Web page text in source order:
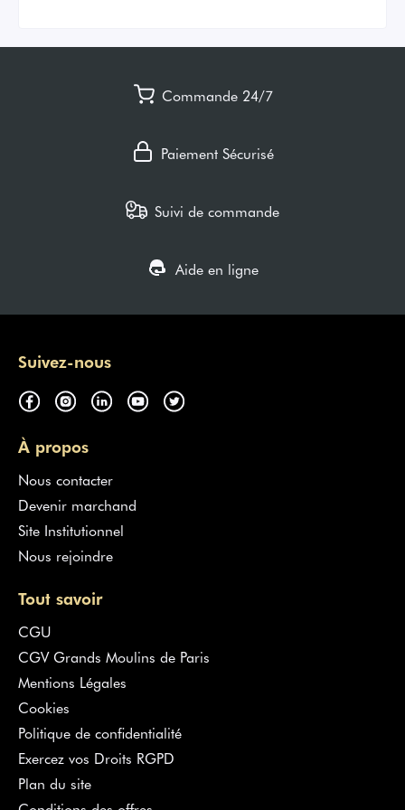
Commande 24/7
Paiement Sécurisé
Suivi de commande
Aide en ligne
Suivez-nous
À propos
Nous contacter
Devenir marchand
Site Institutionnel
Nous rejoindre
Tout savoir
CGU
CGV Grands Moulins de Paris
Mentions Légales
Cookies
Politique de confidentialité
Exercez vos Droits RGPD
Plan du site